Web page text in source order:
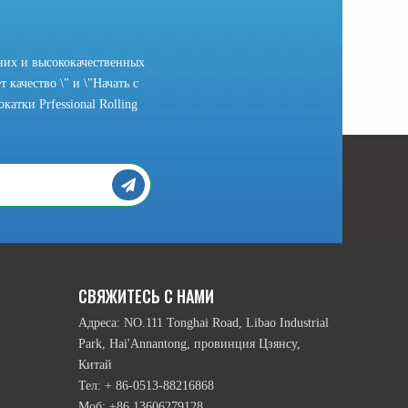
и высококачественных
качество \" и \"Начать с
Prfessional Rolling
СВЯЖИТЕСЬ С НАМИ
Адреса: NO.111 Tonghai Road, Libao Industrial
Park, Hai'Annantong, провинция Цзянсу,
Китай
Тел: + 86-0513-88216868